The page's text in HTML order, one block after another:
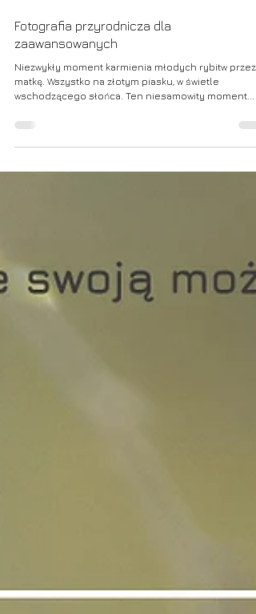
10 lut 2022
Fotografia przyrodnicza dla
zaawansowanych
matkę. Wszystko na złotym piasku, w świetle
wschodzącego słońca. Ten niesamowity moment...